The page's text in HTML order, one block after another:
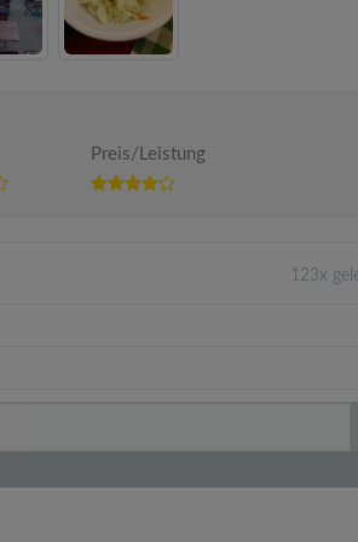
Preis/Leistung
123x